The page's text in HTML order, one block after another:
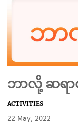
ဘာလို့ ဆရာ
ACTIVITIES
22 May, 2022